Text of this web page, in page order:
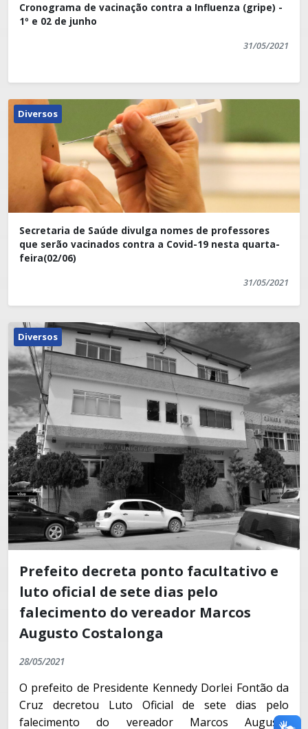
Cronograma de vacinação contra a Influenza (gripe) -
1º e 02 de junho
31/05/2021
Diversos
Secretaria de Saúde divulga nomes de professores
que serão vacinados contra a Covid-19 nesta quarta-
feira(02/06)
31/05/2021
Diversos
Prefeito decreta ponto facultativo e
luto oficial de sete dias pelo
falecimento do vereador Marcos
Augusto Costalonga
28/05/2021
O prefeito de Presidente Kennedy Dorlei Fontão da
Cruz decretou Luto Oficial de sete dias pelo
falecimento do vereador Marcos Augusto